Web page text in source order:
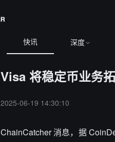
快讯 深度
Visa 将稳定币业务
2025-06-19 14:30:10
ChainCatcher 消息，据